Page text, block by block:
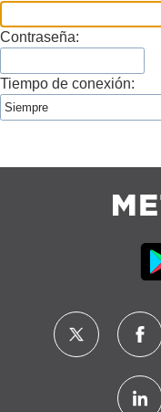
Contraseña:
Tiempo de conexión: